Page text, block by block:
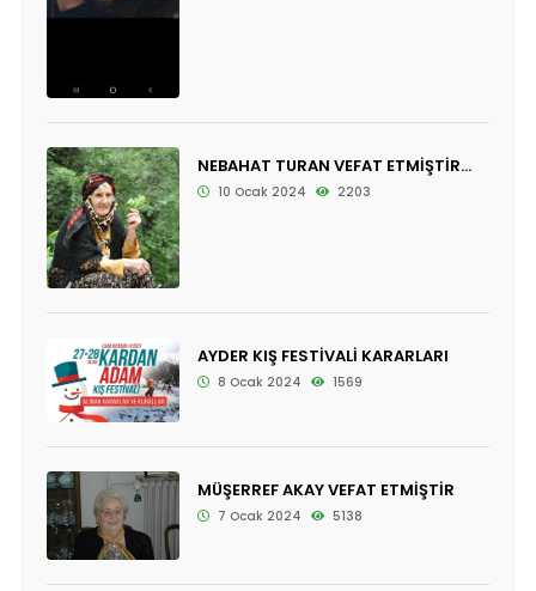
NEBAHAT TURAN VEFAT ETMİŞTİR...
10 Ocak 2024 2203
AYDER KIŞ FESTİVALİ KARARLARI
8 Ocak 2024 1569
MÜŞERREF AKAY VEFAT ETMİŞTİR
7 Ocak 2024 5138